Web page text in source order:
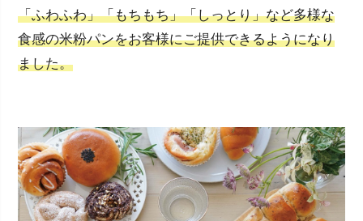
「ふわふわ」「もちもち」「しっとり」など多様な
食感の米粉パンをお客様にご提供できるようになり
ました。